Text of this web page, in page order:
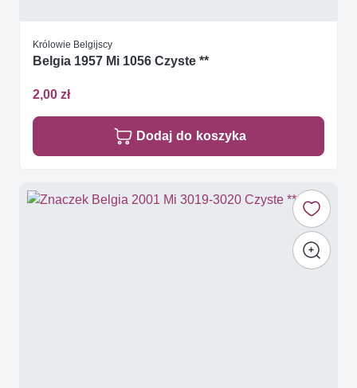
Królowie Belgijscy
Belgia 1957 Mi 1056 Czyste **
2,00 zł
Dodaj do koszyka